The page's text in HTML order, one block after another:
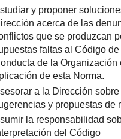
y proponer
acerca de las
que se produzcan
faltas al Código de
de la Organización
de esta Norma.
a la Dirección sobre
y propuestas de
la responsabilidad
del Código